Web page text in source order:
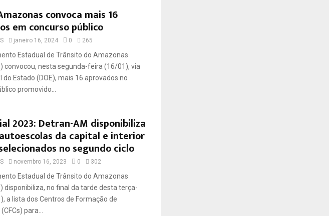
convoca mais 16
em concurso público
janeiro 16, 2024 0 265
Estadual de Trânsito do Amazonas
convocou, nesta segunda-feira (16/01), via
do Estado (DOE), mais 16 aprovados no
promovido...
2023: Detran-AM disponibiliza
da capital e interior
no segundo ciclo
novembro 16, 2023 0 302
Estadual de Trânsito do Amazonas
disponibiliza, no final da tarde desta terça-
a lista dos Centros de Formação de
para...